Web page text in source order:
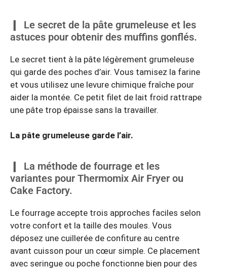
Le secret de la pâte grumeleuse et les
astuces pour obtenir des muffins gonflés.
Le secret tient à la pâte légèrement grumeleuse
qui garde des poches d’air. Vous tamisez la farine
et vous utilisez une levure chimique fraîche pour
aider la montée. Ce petit filet de lait froid rattrape
une pâte trop épaisse sans la travailler.
La pâte grumeleuse garde l’air.
La méthode de fourrage et les
variantes pour Thermomix Air Fryer ou
Cake Factory.
Le fourrage accepte trois approches faciles selon
votre confort et la taille des moules. Vous
déposez une cuillerée de confiture au centre
avant cuisson pour un cœur simple. Ce placement
avec seringue ou poche fonctionne bien pour des